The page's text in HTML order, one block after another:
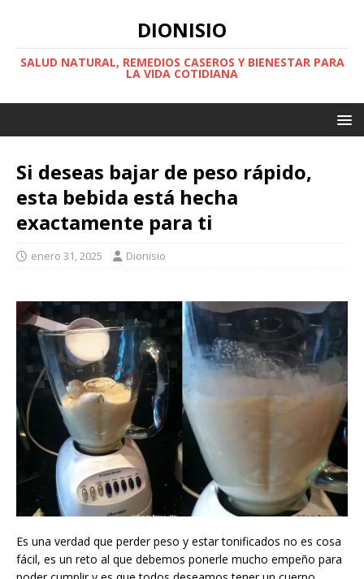
DIONISIO
SALUD NATURAL, REMEDIOS CASEROS Y BIENESTAR PARA
LA VIDA COTIDIANA
Si deseas bajar de peso rápido,
esta bebida está hecha
exactamente para ti
enero 31, 2025 Dionisio
Es una verdad que perder peso y estar tonificados no es cosa
fácil, es un reto al que debemos ponerle mucho empeño para